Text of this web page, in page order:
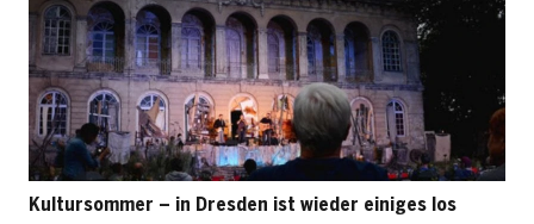
Kultursommer – in Dresden ist wieder einiges los